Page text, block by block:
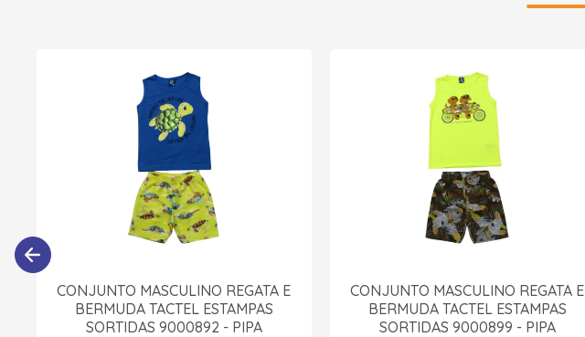
CONJUNTO MASCULINO REGATA E
BERMUDA TACTEL ESTAMPAS
SORTIDAS 9000892 - PIPA
CONJUNTO MASCULINO REGATA E
BERMUDA TACTEL ESTAMPAS
SORTIDAS 9000899 - PIPA